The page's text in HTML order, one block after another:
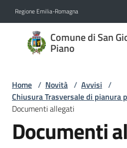
Regione Emilia-Romagna
Comune di San
Piano
Comune
di San
di Piano
Amministrazione
Home / Novità / Avvisi /
Chiusura Trasversale di pianura
Documenti allegati
Documenti